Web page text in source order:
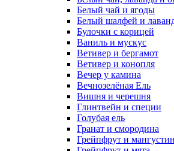
Белый чай и ягоды
Белый шалфей и
Булочки с корицей
Ваниль и мускус
Ветивер и бергамот
Ветивер и конопля
Вечер у камина
Вечнозелёная Ель
Вишня и черешня
Глинтвейн и специи
Голубая ель
Гранат и смородина
Грейпфрут и мангустин